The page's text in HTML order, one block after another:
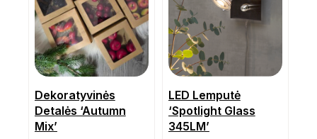
Dekoratyvinės
Detalės ‘Autumn
Mix’
LED Lemputė
‘Spotlight Glass
345LM’